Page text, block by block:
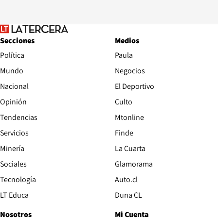
Secciones
Política
Mundo
Nacional
Opinión
Tendencias
Servicios
Minería
Sociales
Tecnología
LT Educa
Medios
Paula
Negocios
El Deportivo
Culto
Mtonline
Finde
La Cuarta
Glamorama
Auto.cl
Duna CL
Nosotros
Mi Cuenta